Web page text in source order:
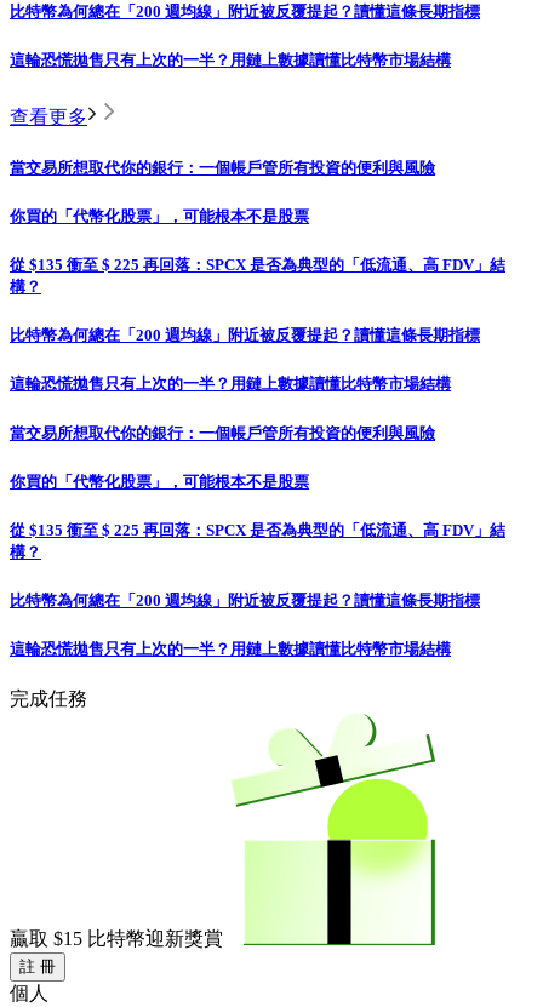
比特幣為何總在「200 週均線」附近被反覆提起？讀懂這條長期指標
這輪恐慌拋售只有上次的一半？用鏈上數據讀懂比特幣市場結構
查看更多
當交易所想取代你的銀行：一個帳戶管所有投資的便利與風險
你買的「代幣化股票」，可能根本不是股票
從 $135 衝至 $ 225 再回落：SPCX 是否為典型的「低流通、高 FDV」結
構？
比特幣為何總在「200 週均線」附近被反覆提起？讀懂這條長期指標
這輪恐慌拋售只有上次的一半？用鏈上數據讀懂比特幣市場結構
當交易所想取代你的銀行：一個帳戶管所有投資的便利與風險
你買的「代幣化股票」，可能根本不是股票
從 $135 衝至 $ 225 再回落：SPCX 是否為典型的「低流通、高 FDV」結
構？
比特幣為何總在「200 週均線」附近被反覆提起？讀懂這條長期指標
這輪恐慌拋售只有上次的一半？用鏈上數據讀懂比特幣市場結構
完成任務
贏取 $15 比特幣迎新獎賞
註 冊
個人